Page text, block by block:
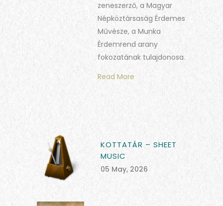
zeneszerző, a Magyar
Népköztársaság Érdemes
Művésze, a Munka
Érdemrend arany
fokozatának tulajdonosa.
Read More
KOTTATÁR – SHEET
MUSIC
05 May, 2026